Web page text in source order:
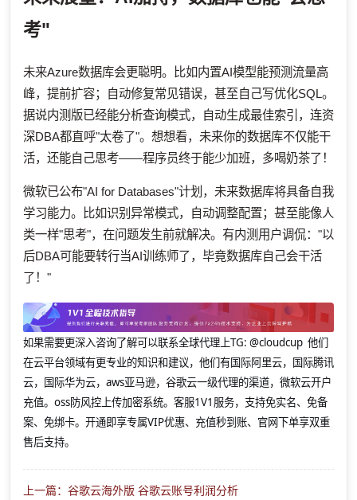
考"
未来Azure数据库会更聪明。比如内置AI模型能预测流量高
峰，提前扩容；自动修复常见错误，甚至自己写优化SQL。
据说内测版已经能分析查询模式，自动生成最佳索引，连资
深DBA都直呼"太卷了"。想想看，未来你的数据库不仅能干
活，还能自己思考——程序员终于能少加班，多喝奶茶了！
微软已公布"AI for Databases"计划，未来数据库将具备自我
学习能力。比如识别异常模式，自动调整配置；甚至能像人
类一样"思考"，在问题发生前就解决。有内测用户调侃："以
后DBA可能要转行当AI训练师了，毕竟数据库自己会干活
了！"
如果需要更深入咨询了解可以联系全球代理上TG: @cloudcup 他们
在云平台领域有更专业的知识和建议，他们有国际阿里云，国际腾讯
云，国际华为云，aws亚马逊，谷歌云一级代理的渠道，微软云开户
充值。oss防风控上传加密系统。客服1V1服务，支持免实名、免备
案、免绑卡。开通即享专属VIP优惠、充值秒到账、官网下单享双重
售后支持。
上一篇：谷歌云海外版 谷歌云账号利润分析